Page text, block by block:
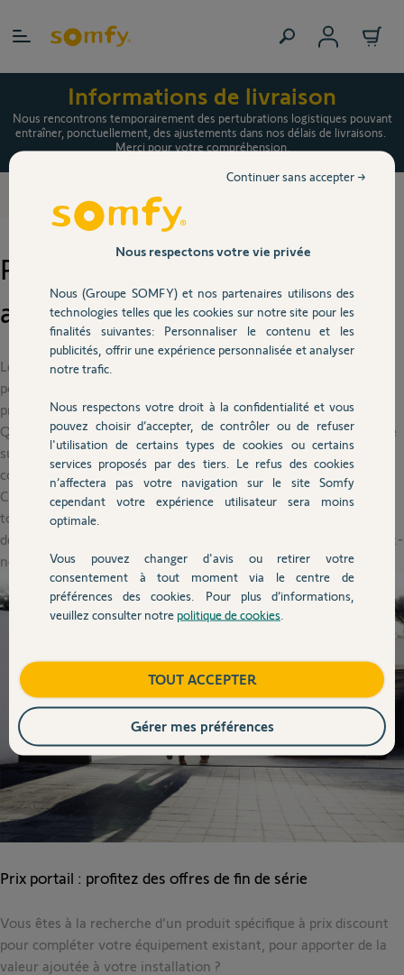
Informations de livraison
Nous rencontrons temporairement des pertubrations logistiques pouvant
entraîner, ponctuellement, des ajustements dans nos délais de livraisons.
Merci pour votre compréhension.
Prix portail
Prix portail : motorisations et
accessoires neufs ou discount
Le leader mondial des ouvertures et fermetures automatiques
pour la maison et le bâtiment met tout en œuvre pour vous
proposer en permanence un large éventail de prix de portail.
Qu’il soit battant ou coulissant, neuf ou existant, Somfy intègre
sur votre portail le modèle de motorisation électrique qui
correspond à votre installation et à votre budget.
Consulter notrecatalogue de produits, le prix portail et acheter,
tout cela est possible en ligne via notre boutique. Besoin d’un
devis pour estimer le coût de votre portail motorisé ?
Contactez-
nous.
Prix portail : profitez des offres de fin de série
Vous êtes à la recherche d’un produit spécifique à prix discount
pour compléter votre équipement existant, pour apporter de la
valeur ajoutée à votre installation ?
Nous respectons votre vie privée
Nous (Groupe SOMFY) et nos partenaires utilisons des
technologies telles que les cookies sur notre site pour les
finalités suivantes: Personnaliser le contenu et les
publicités, offrir une expérience personnalisée et analyser
notre trafic.
Nous respectons votre droit à la confidentialité et vous
pouvez choisir d’accepter, de contrôler ou de refuser
l'utilisation de certains types de cookies ou certains
services proposés par des tiers. Le refus des cookies
n’affectera pas votre navigation sur le site Somfy
cependant votre expérience utilisateur sera moins
optimale.
Vous pouvez changer d'avis ou retirer votre
consentement à tout moment via le centre de
préférences des cookies. Pour plus d’informations,
veuillez consulter notre politique de cookies
Continuer sans accepter →
TOUT ACCEPTER
Gérer mes préférences